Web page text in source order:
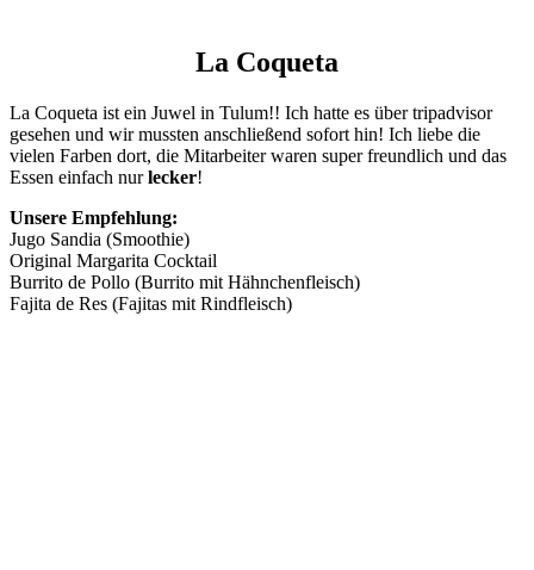
La Coqueta
La Coqueta ist ein Juwel in Tulum!! Ich hatte es über tripadvisor
gesehen und wir mussten anschließend sofort hin! Ich liebe die
vielen Farben dort, die Mitarbeiter waren super freundlich und das
Essen einfach nurlecker!
Unsere Empfehlung:
Jugo Sandia (Smoothie)
Original Margarita Cocktail
Burrito de Pollo (Burrito mit Hähnchenfleisch)
Fajita de Res (Fajitas mit Rindfleisch)